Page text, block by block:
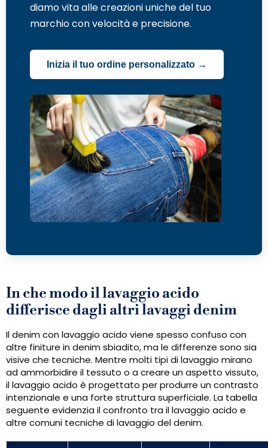
diamo vita alle creazioni uniche del tuo
marchio con velocità e precisione.
Inizia il tuo ordine personalizzato →
In che modo il lavaggio acido
differisce dagli altri lavaggi denim
Il denim con lavaggio acido viene spesso confuso con
altre finiture in denim sbiadito, ma le differenze sono sia
visive che tecniche. Mentre molti tipi di lavaggio mirano
ad ammorbidire il tessuto o a creare un aspetto vissuto,
il lavaggio acido è progettato per produrre un contrasto
intenzionale e una forte struttura superficiale. La tabella
seguente evidenzia il confronto tra il lavaggio acido e
altre comuni tecniche di lavaggio del denim.